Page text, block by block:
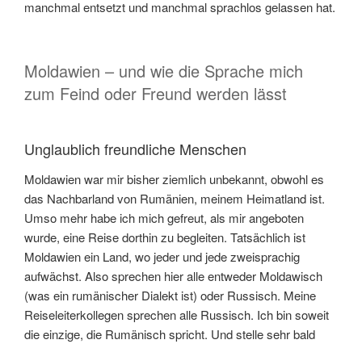
manchmal entsetzt und manchmal sprachlos gelassen hat.
Moldawien – und wie die Sprache mich
zum Feind oder Freund werden lässt
Unglaublich freundliche Menschen
Moldawien war mir bisher ziemlich unbekannt, obwohl es
das Nachbarland von Rumänien, meinem Heimatland ist.
Umso mehr habe ich mich gefreut, als mir angeboten
wurde, eine Reise dorthin zu begleiten. Tatsächlich ist
Moldawien ein Land, wo jeder und jede zweisprachig
aufwächst. Also sprechen hier alle entweder Moldawisch
(was ein rumänischer Dialekt ist) oder Russisch. Meine
Reiseleiterkollegen sprechen alle Russisch. Ich bin soweit
die einzige, die Rumänisch spricht. Und stelle sehr bald